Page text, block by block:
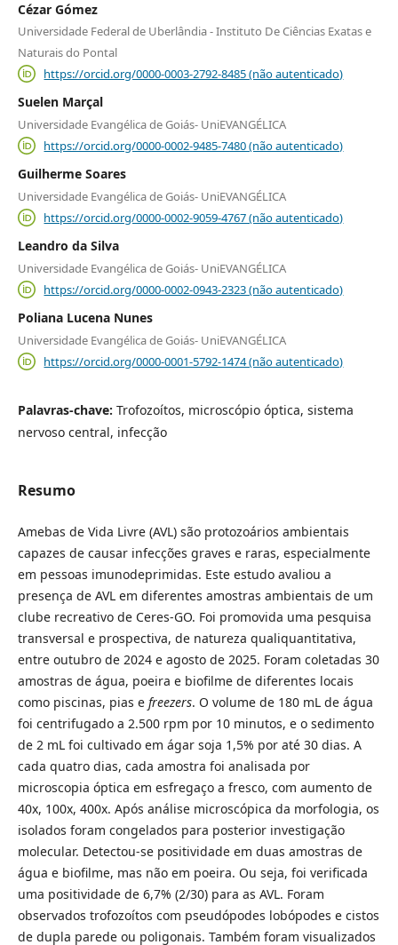
Cézar Gómez
Universidade Federal de Uberlândia - Instituto De Ciências Exatas e
Naturais do Pontal
https://orcid.org/0000-0003-2792-8485 (não autenticado)
Suelen Marçal
Universidade Evangélica de Goiás- UniEVANGÉLICA
https://orcid.org/0000-0002-9485-7480 (não autenticado)
Guilherme Soares
Universidade Evangélica de Goiás- UniEVANGÉLICA
https://orcid.org/0000-0002-9059-4767 (não autenticado)
Leandro da Silva
Universidade Evangélica de Goiás- UniEVANGÉLICA
https://orcid.org/0000-0002-0943-2323 (não autenticado)
Poliana Lucena Nunes
Universidade Evangélica de Goiás- UniEVANGÉLICA
https://orcid.org/0000-0001-5792-1474 (não autenticado)
Palavras-chave: Trofozoítos, microscópio óptica, sistema
nervoso central, infecção
Resumo
Amebas de Vida Livre (AVL) são protozoários ambientais
capazes de causar infecções graves e raras, especialmente
em pessoas imunodeprimidas. Este estudo avaliou a
presença de AVL em diferentes amostras ambientais de um
clube recreativo de Ceres-GO. Foi promovida uma pesquisa
transversal e prospectiva, de natureza qualiquantitativa,
entre outubro de 2024 e agosto de 2025. Foram coletadas 30
amostras de água, poeira e biofilme de diferentes locais
como piscinas, pias e freezers. O volume de 180 mL de água
foi centrifugado a 2.500 rpm por 10 minutos, e o sedimento
de 2 mL foi cultivado em ágar soja 1,5% por até 30 dias. A
cada quatro dias, cada amostra foi analisada por
microscopia óptica em esfregaço a fresco, com aumento de
40x, 100x, 400x. Após análise microscópica da morfologia, os
isolados foram congelados para posterior investigação
molecular. Detectou-se positividade em duas amostras de
água e biofilme, mas não em poeira. Ou seja, foi verificada
uma positividade de 6,7% (2/30) para as AVL. Foram
observados trofozoítos com pseudópodes lobópodes e cistos
de dupla parede ou poligonais. Também foram visualizados